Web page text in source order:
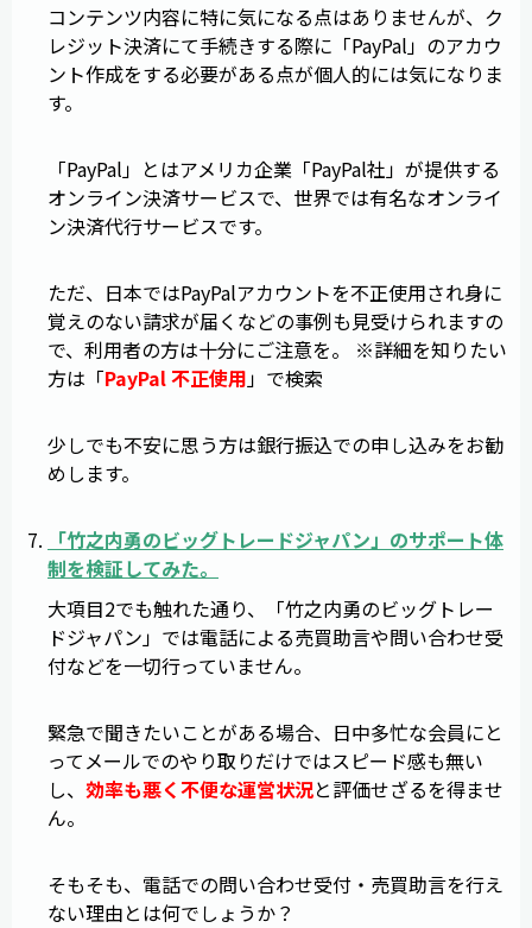
コンテンツ内容に特に気になる点はありませんが、ク
レジット決済にて手続きする際に「PayPal」のアカウ
ント作成をする必要がある点が個人的には気になりま
す。
「PayPal」とはアメリカ企業「PayPal社」が提供する
オンライン決済サービスで、世界では有名なオンライ
ン決済代行サービスです。
ただ、日本ではPayPalアカウントを不正使用され身に
覚えのない請求が届くなどの事例も見受けられますの
で、利用者の方は十分にご注意を。 ※詳細を知りたい
方は「PayPal 不正使用 」で検索
少しでも不安に思う方は銀行振込での申し込みをお勧
めします。
「竹之内勇のビッグトレードジャパン 」のサポート体
制を検証してみた。
大項目2でも触れた通り、「竹之内勇のビッグトレー
ドジャパン」では電話による売買助言や問い合わせ受
付などを一切行っていません。
緊急で聞きたいことがある場合、日中多忙な会員にと
ってメールでのやり取りだけではスピード感も無い
し、 効率も悪く不便な運営状況と評価せざるを得ませ
ん。
そもそも、電話での問い合わせ受付・売買助言を行え
ない理由とは何でしょうか？